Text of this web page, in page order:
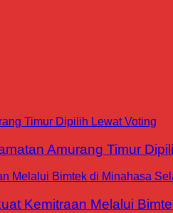
Amurang Timur
Kemitraan Melalui